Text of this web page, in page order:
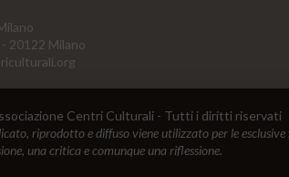
20122 Milano
Centri Culturali - Tutti i diritti riservati
riprodotto e diffuso viene utilizzato per le
una critica e comunque una riflessione.